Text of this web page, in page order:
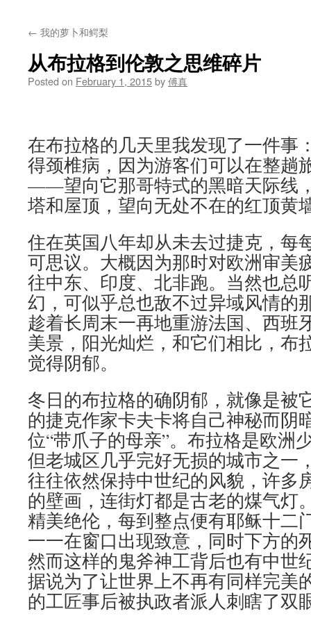
← 我的萝卜和鳄梨
从布拉格到伦敦之思维碎片
Posted on February 1, 2015by傅真
在布拉格的几天里我发现了一件事
得颈椎病，因为游客们可以在整趟
——望向它那哥特式的黑暗天际线
塔和屋顶，望向无处不在的红顶黄
住在英国八年却从未去过捷克，每
可思议。大概因为那时对欧洲审美
往中东、印度、北非跑。当然也总
幻，可似乎总也敌不过异域风情的
趁着长周末一再地重游法国、西
美景，阳光灿烂，和它们相比，布
觉得阴郁。
冬日的布拉格的确阴郁，就像是被
的捷克作家卡夫卡将自己神秘而阴
位“带爪子的母亲”。布拉格是欧洲
但老城区几乎完好无损的城市之一
往往依然保持中世纪的风貌，许多
的壁画，连街灯都是古老的煤气灯
精美绝伦，每到整点便有耶稣十二
一一在窗口出现致意，同时下方的
然而这样的鬼斧神工背后也有中
据说为了让世界上不再有同样完美
的工匠事后被执政者派人刺瞎了双